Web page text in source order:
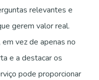
relevantes e
gerem valor real.
vez de apenas no
e a destacar os
pode proporcionar